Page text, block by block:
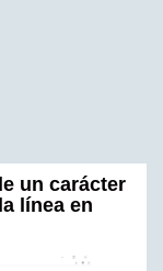
un carácter
línea en